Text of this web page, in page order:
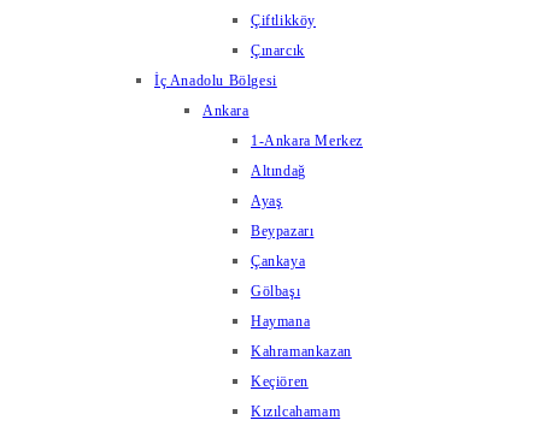
Çiftlikköy
Çınarcık
İç Anadolu Bölgesi
Ankara
1-Ankara Merkez
Altındağ
Ayaş
Beypazarı
Çankaya
Gölbaşı
Haymana
Kahramankazan
Keçiören
Kızılcahamam